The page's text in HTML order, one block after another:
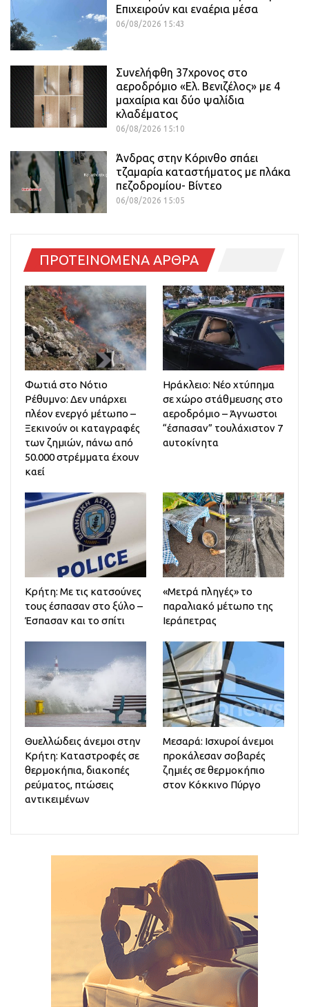
Επιχειρούν και εναέρια μέσα
06/08/2026 15:43
Συνελήφθη 37χρονος στο
αεροδρόμιο «Ελ. Βενιζέλος» με 4
μαχαίρια και δύο ψαλίδια
κλαδέματος
06/08/2026 15:10
Άνδρας στην Κόρινθο σπάει
τζαμαρία καταστήματος με πλάκα
πεζοδρομίου- Βίντεο
06/08/2026 15:05
ΠΡΟΤΕΙΝΟΜΕΝΑ ΑΡΘΡΑ
Φωτιά στο Νότιο
Ρέθυμνο: Δεν υπάρχει
πλέον ενεργό μέτωπο –
Ξεκινούν οι καταγραφές
των ζημιών, πάνω από
50.000 στρέμματα έχουν
καεί
Ηράκλειο: Νέο χτύπημα
σε χώρο στάθμευσης στο
αεροδρόμιο – Άγνωστοι
“έσπασαν” τουλάχιστον 7
αυτοκίνητα
Κρήτη: Με τις κατσούνες
τους έσπασαν στο ξύλο –
Έσπασαν και το σπίτι
«Μετρά πληγές» το
παραλιακό μέτωπο της
Ιεράπετρας
Θυελλώδεις άνεμοι στην
Κρήτη: Καταστροφές σε
θερμοκήπια, διακοπές
ρεύματος, πτώσεις
αντικειμένων
Μεσαρά: Ισχυροί άνεμοι
προκάλεσαν σοβαρές
ζημιές σε θερμοκήπιο
στον Κόκκινο Πύργο